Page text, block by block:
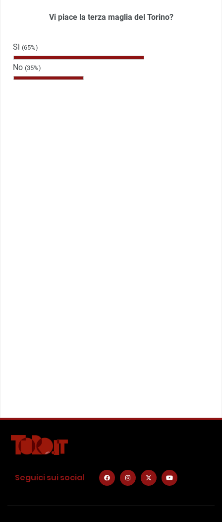
Vi piace la terza maglia del Torino?
Sì (65%)
No (35%)
Seguici sui social